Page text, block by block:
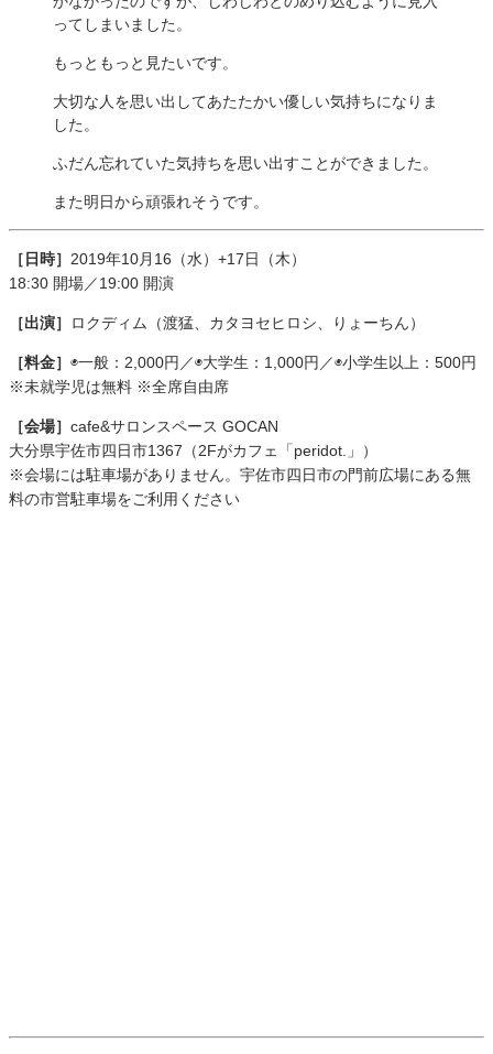
ってしまいました。
もっともっと見たいです。
大切な人を思い出してあたたかい優しい気持ちになりま
した。
ふだん忘れていた気持ちを思い出すことができました。
また明日から頑張れそうです。
［日時］ 2019年10月16（水）+17日（木）
18:30 開場／19:00 開演
［出演］ ロクディム（渡猛、カタヨセヒロシ、りょーちん）
［料金］ ◉一般：2,000円／◉大学生：1,000円／◉小学生以上：500円
※未就学児は無料 ※全席自由席
［会場］ cafe&サロンスペース GOCAN
大分県宇佐市四日市1367（2Fがカフェ「peridot.」）
※会場には駐車場がありません。宇佐市四日市の門前広場にある無
料の市営駐車場をご利用ください